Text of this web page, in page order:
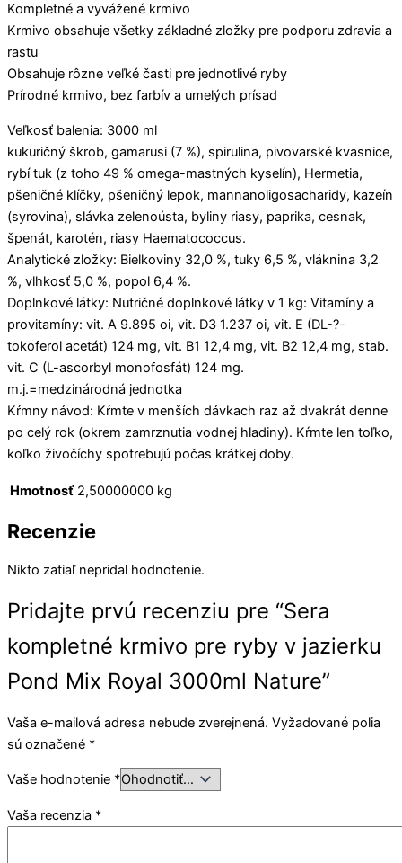
Kompletné a vyvážené krmivo
Krmivo obsahuje všetky základné zložky pre podporu zdravia a
rastu
Obsahuje rôzne veľké časti pre jednotlivé ryby
Prírodné krmivo, bez farbív a umelých prísad
Veľkosť balenia: 3000 ml
kukuričný škrob, gamarusi (7 %), spirulina, pivovarské kvasnice,
rybí tuk (z toho 49 % omega-mastných kyselín), Hermetia,
pšeničné klíčky, pšeničný lepok, mannanoligosacharidy, kazeín
(syrovina), slávka zelenoústa, byliny riasy, paprika, cesnak,
špenát, karotén, riasy Haematococcus.
Analytické zložky: Bielkoviny 32,0 %, tuky 6,5 %, vláknina 3,2
%, vlhkosť 5,0 %, popol 6,4 %.
Doplnkové látky: Nutričné doplnkové látky v 1 kg: Vitamíny a
provitamíny: vit. A 9.895 oi, vit. D3 1.237 oi, vit. E (DL-?-
tokoferol acetát) 124 mg, vit. B1 12,4 mg, vit. B2 12,4 mg, stab.
vit. C (L-ascorbyl monofosfát) 124 mg.
m.j.=medzinárodná jednotka
Kŕmny návod: Kŕmte v menších dávkach raz až dvakrát denne
po celý rok (okrem zamrznutia vodnej hladiny). Kŕmte len toľko,
koľko živočíchy spotrebujú počas krátkej doby.
Hmotnosť 2,50000000 kg
Recenzie
Nikto zatiaľ nepridal hodnotenie.
Pridajte prvú recenziu pre “Sera
kompletné krmivo pre ryby v jazierku
Pond Mix Royal 3000ml Nature”
Vaša e-mailová adresa nebude zverejnená. Vyžadované polia
sú označené *
Vaše hodnotenie *
Vaša recenzia *